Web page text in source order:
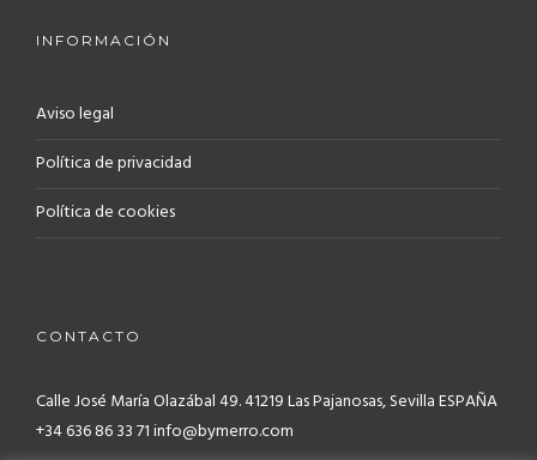
INFORMACIÓN
Aviso legal
Política de privacidad
Política de cookies
CONTACTO
Calle José María Olazábal 49. 41219Las Pajanosas, Sevilla ESPAÑA
+34 636 86 33 71 info@bymerro.com